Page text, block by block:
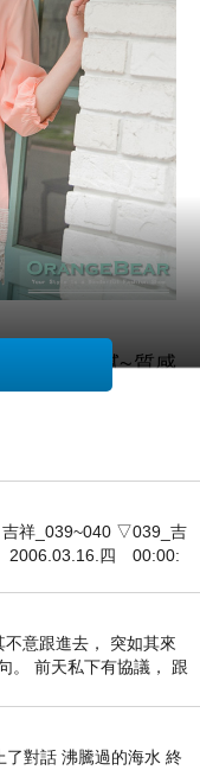
甜美細膩~質感
美細膩~質感面
推薦開箱文及心
~質感面料拼接布
的結果，還有哪
!!
吉祥_039~040 ▽039_吉
2006.03.16.四 00:00:
意跟進去， 突如其來
。 前天私下有協議， 跟
對話 沸騰過的海水 終